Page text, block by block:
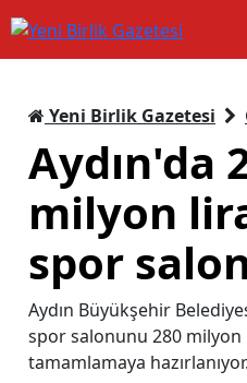
Yeni Birlik Gazetesi
Aydın'da
milyon
spor
Aydın Büyükşehir
spor salonunu 280 milyon
tamamlamaya hazırlanıyor.